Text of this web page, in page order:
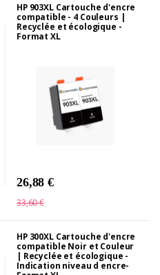
HP 903XL Cartouche d'encre
compatible - 4 Couleurs |
Recyclée et écologique -
Format XL
26,88 €
33,60 €
HP 300XL Cartouche d'encre
compatible Noir et Couleur
| Recyclée et écologique -
Indication niveau d encre-